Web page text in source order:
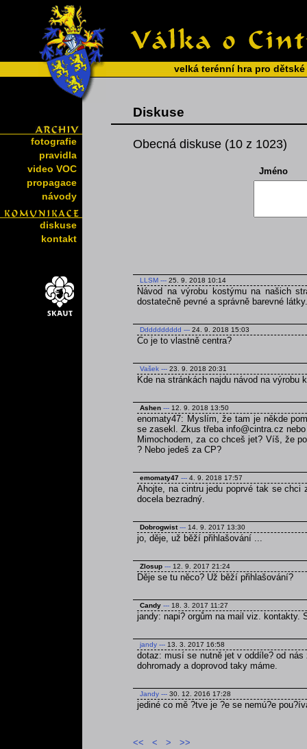
velká terénní hra pro
fotografie
pravidla
video VOC
propagace
návody
diskuse
kontakt
Diskuse
Obecná diskuse (10 z 1023)
Jméno
LLSM --- 25. 9. 2018 10:14
Návod na výrobu kostýmu na našich
dostatečně pevné a správně barevné látky.
Dddddddddd --- 24. 9. 2018 15:03
Co je to vlastně centra?
Vašek --- 23. 9. 2018 20:31
Kde na stránkách najdu návod na výrobu
Ashen --- 12. 9. 2018 13:50
enomaty47: Myslím, že tam je někde
se zasekl. Zkus třeba info@cintra.cz
Mimochodem, za co chceš jet? Víš, že
? Nebo jedeš za CP?
emomaty47 --- 4. 9. 2018 17:57
Ahojte, na cintru jedu poprvé tak se chci
docela bezradný.
Dobrogwist --- 14. 9. 2017 13:30
jo, děje, už běží přihlašování ...
Zlosup --- 12. 9. 2017 21:24
Děje se tu něco? Už běží přihlašování?
Candy --- 18. 3. 2017 11:27
jandy: napi? orgům na mail viz. kontakty.
jandy --- 13. 3. 2017 16:58
dotaz: musí se nutně jet v oddíle? od
dohromady a doprovod taky máme.
Jandy --- 30. 12. 2016 17:28
jediné co mě ?tve je ?e se nemú?e
<< < > >>